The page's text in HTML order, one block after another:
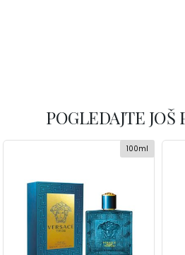
POGLEDAJTE JOŠ
100ml